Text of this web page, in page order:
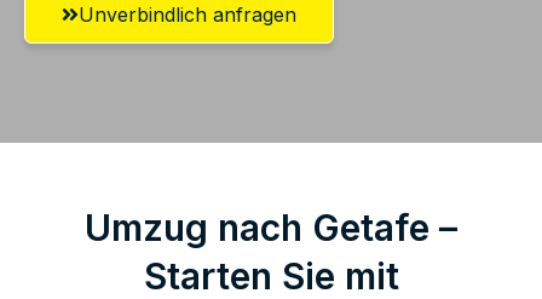
Unverbindlich anfragen
Umzug nach Getafe –
Starten Sie mit